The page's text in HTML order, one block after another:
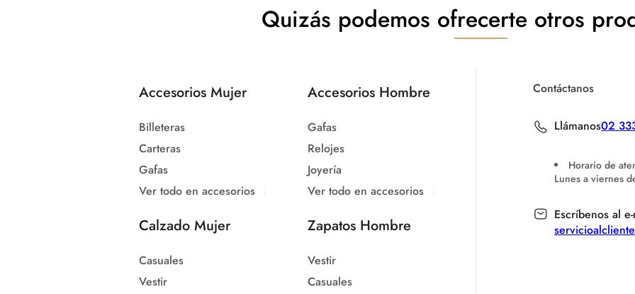
Quizás podemos ofrecerte otros
Accesorios Mujer
Billeteras
Carteras
Gafas
Ver todo en accesorios
Accesorios Hombre
Gafas
Relojes
Joyería
Ver todo en accesorios
Calzado Mujer
Casuales
Vestir
Zapatos Hombre
Vestir
Casuales
Contáctanos
Llámanos02
Horario de
Lunes a viernes
Escríbenos al